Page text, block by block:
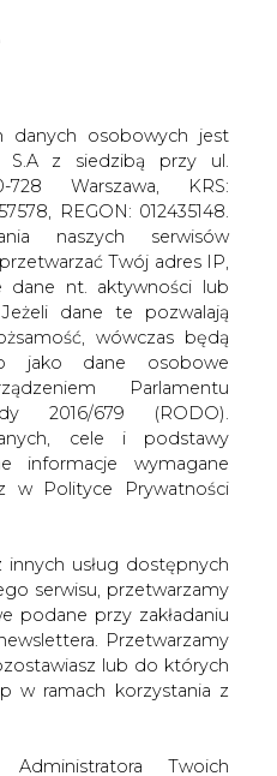
A A
ZALOGUJ SIĘ
danych osobowych jest
S.A z siedzibą przy ul.
Warszawa, KRS:
REGON: 012435148.
naszych serwisów
Twój adres IP,
nt. aktywności lub
dane te pozwalają
wówczas będą
jako dane osobowe
Parlamentu
2016/679 (RODO).
cele i podstawy
informacje wymagane
w Polityce Prywatności
usług dostępnych
serwisu, przetwarzamy
podane przy zakładaniu
Przetwarzamy
lub do których
w ramach korzystania z
Twoich
temat przyszłego
klimatu